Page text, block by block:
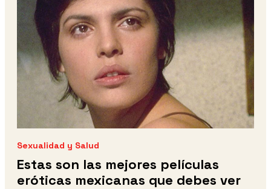
Sexualidad y Salud
Estas son las mejores películas
eróticas mexicanas que debes ver